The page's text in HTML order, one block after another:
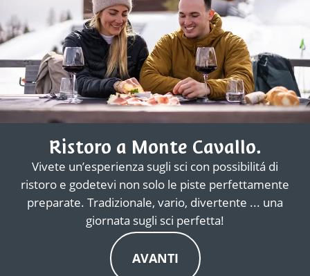
Ristoro a Monte Cavallo.
Vivete un’esperienza sugli sci con possibilitá di
ristoro e godetevi non solo le piste perfettamente
preparate. Tradizionale, vario, divertente ... una
giornata sugli sci perfetta!
AVANTI